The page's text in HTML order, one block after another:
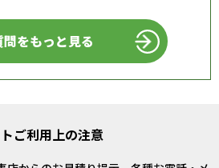
をもっと見る
ご利用上の注意